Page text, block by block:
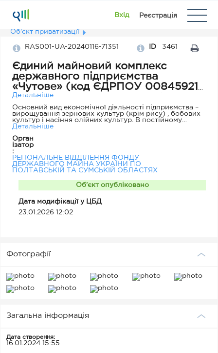
Вхід Реєстрація
Об'єкт приватизації
RAS001-UA-20240116-71351 ID 3461
Єдиний майновий комплекс
державного підприємства
«Чутове» (код ЄДРПОУ 00845921),
за адресою: Полтавська обл., смт
Чутове, вул. Центральна, 12, кімн. 7
Детальніше
Основний вид економічної діяльності підприємства –
вирощування зернових культур (крім рису) , бобових
культур і насіння олійних культур. В постійному
користуванні підприємства знаходиться 2749,5261 га
Детальніше
Орган
ізатор
:
РЕГІОНАЛЬНЕ ВІДДІЛЕННЯ ФОНДУ
ДЕРЖАВНОГО МАЙНА УКРАЇНИ ПО
ПОЛТАВСЬКІЙ ТА СУМСЬКІЙ ОБЛАСТЯХ
Об’єкт опубліковано
Дата модифікації у ЦБД
23.01.2026 12:02
Фотографії
Загальна інформація
Дата створення:
16.01.2024 15:55